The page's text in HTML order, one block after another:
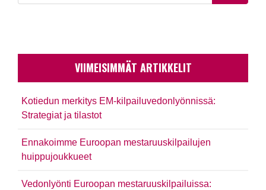
VIIMEISIMMÄT ARTIKKELIT
Kotiedun merkitys EM-kilpailuvedonlyönnissä:
Strategiat ja tilastot
Ennakoimme Euroopan mestaruuskilpailujen
huippujoukkueet
Vedonlyönti Euroopan mestaruuskilpailuissa: